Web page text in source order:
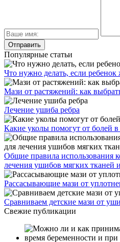
Популярные статьи
Что нужно делать, если ребенок
Мази от растяжений: как
Лечение ушиба ребра
Какие уколы помогут от болей
Общие правила использования
лечения ушибов мягких тканей
Рассасывающие мази от
Сравниваем детские мази от
Свежие публикации